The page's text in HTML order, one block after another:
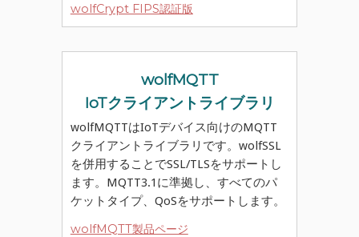
wolfCrypt FIPS認証版
wolfMQTT
IoTクライアントライブラリ
wolfMQTTはIoTデバイス向けのMQTT
クライアントライブラリです。wolfSSL
を併用することでSSL/TLSをサポートし
ます。MQTT3.1に準拠し、すべてのパ
ケットタイプ、QoSをサポートします。
wolfMQTT製品ページ